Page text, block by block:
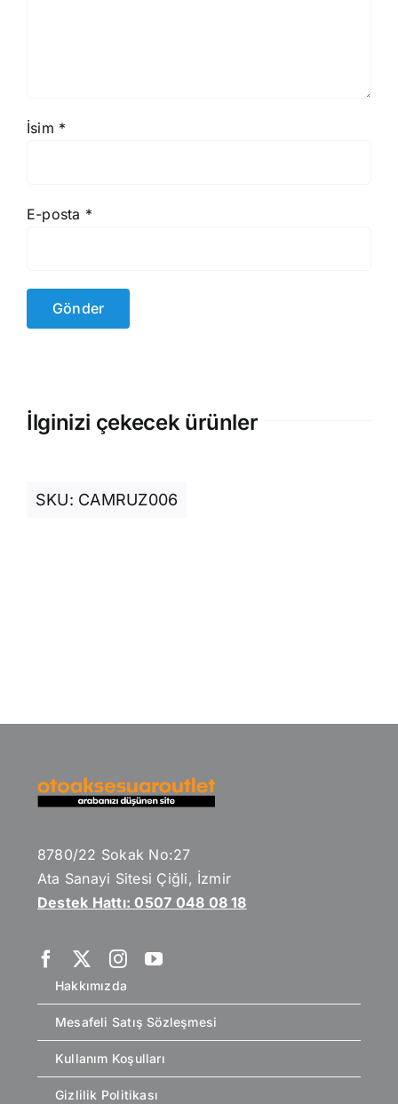
İsim *
E-posta *
İlginizi çekecek ürünler
SKU: CAMRUZ006
8780/22 Sokak No:27
Ata Sanayi Sitesi Çiğli, İzmir
Destek Hattı: 0507 048 08 18
Hakkımızda
Mesafeli Satış Sözleşmesi
Kullanım Koşulları
Gizlilik Politikası